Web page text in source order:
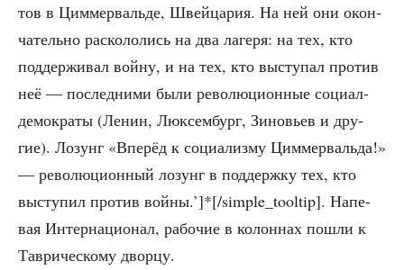
тов в Цим­мер­валь­де, Швей­ца­рия. На ней они окон­
ча­тель­но рас­ко­ло­лись на два лаге­ря: на тех, кто
под­дер­жи­вал вой­ну, и на тех, кто высту­пал про­тив
неё — послед­ни­ми были рево­лю­ци­он­ные соци­ал-
демо­кра­ты (Ленин, Люк­сем­бург, Зино­вьев и дру­
гие). Лозунг «Впе­рёд к соци­а­лиз­му Цим­мер­валь­да!»
— рево­лю­ци­он­ный лозунг в под­держ­ку тех, кто
высту­пил про­тив войны.’]*[/simple_tooltip]. Напе­
вая Интер­на­ци­о­нал, рабо­чие в колон­нах пошли к
Таври­че­ско­му дворцу.